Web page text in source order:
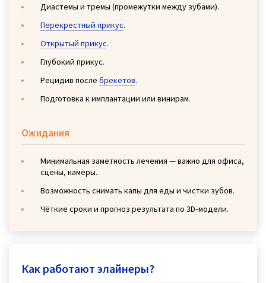
Диастемы и тремы (промежутки между зубами).
Перекрестный прикус.
Открытый прикус.
Глубокий прикус.
Рецидив после брекетов.
Подготовка к имплантации или винирам.
Ожидания
Минимальная заметность лечения — важно для офиса,
сцены, камеры.
Возможность снимать капы для еды и чистки зубов.
Чёткие сроки и прогноз результата по 3D‑модели.
Как работают элайнеры?